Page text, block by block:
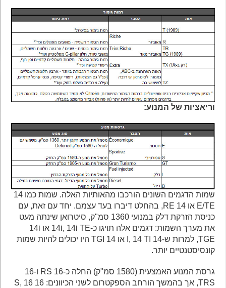
וריאציות של המנוע:
שמות הדגמים השונים הורכבו מהאותיות האלה. שמות כמו 14
E/TE או 14 RE, בהחלט דיברו בעד עצמם. יחד עם זאת, עם
כניסת הזרקת דלק במנועי 1360 סמ"ק, סיטרואן שינתה מעט
את מערך השמות: דגמים אלה תויגו כ-14i, 14i TE או 14i
TGE, למרות ש-14 I, 14 TI או 14 TGI היו יכולים להיות שמות
קונסיסטנטיים יותר.
גרסת המנוע האמצעית (1580 סמ"ק) החלה כ-16 RS ו-16
TRS, אך בהמשך הורחב הספקטרום לשני הכיוונים: 16 S, 16